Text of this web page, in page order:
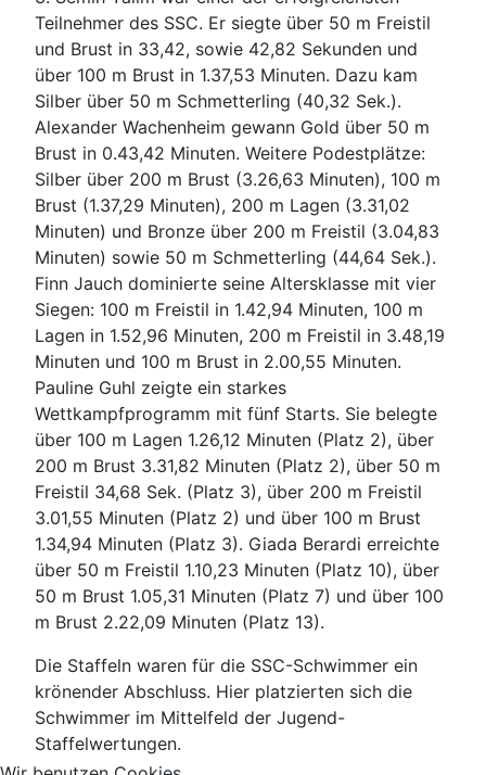
Teilnehmer des SSC. Er siegte über 50 m Freistil
und Brust in 33,42, sowie 42,82 Sekunden und
über 100 m Brust in 1.37,53 Minuten. Dazu kam
Silber über 50 m Schmetterling (40,32 Sek.).
Alexander Wachenheim gewann Gold über 50 m
Brust in 0.43,42 Minuten. Weitere Podestplätze:
Silber über 200 m Brust (3.26,63 Minuten), 100 m
Brust (1.37,29 Minuten), 200 m Lagen (3.31,02
Minuten) und Bronze über 200 m Freistil (3.04,83
Minuten) sowie 50 m Schmetterling (44,64 Sek.).
Finn Jauch dominierte seine Altersklasse mit vier
Siegen: 100 m Freistil in 1.42,94 Minuten, 100 m
Lagen in 1.52,96 Minuten, 200 m Freistil in 3.48,19
Minuten und 100 m Brust in 2.00,55 Minuten.
Pauline Guhl zeigte ein starkes
Wettkampfprogramm mit fünf Starts. Sie belegte
über 100 m Lagen 1.26,12 Minuten (Platz 2), über
200 m Brust 3.31,82 Minuten (Platz 2), über 50 m
Freistil 34,68 Sek. (Platz 3), über 200 m Freistil
3.01,55 Minuten (Platz 2) und über 100 m Brust
1.34,94 Minuten (Platz 3). Giada Berardi erreichte
über 50 m Freistil 1.10,23 Minuten (Platz 10), über
50 m Brust 1.05,31 Minuten (Platz 7) und über 100
m Brust 2.22,09 Minuten (Platz 13).
Die Staffeln waren für die SSC-Schwimmer ein
krönender Abschluss. Hier platzierten sich die
Schwimmer im Mittelfeld der Jugend-
Staffelwertungen.